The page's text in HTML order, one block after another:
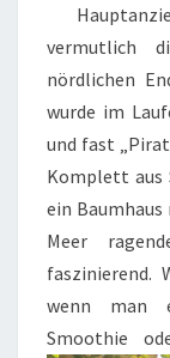
vermutlich
nördlichen
wurde im
und fast
Komplett aus
ein
Meer
faszinierend.
wenn man
Smoothie